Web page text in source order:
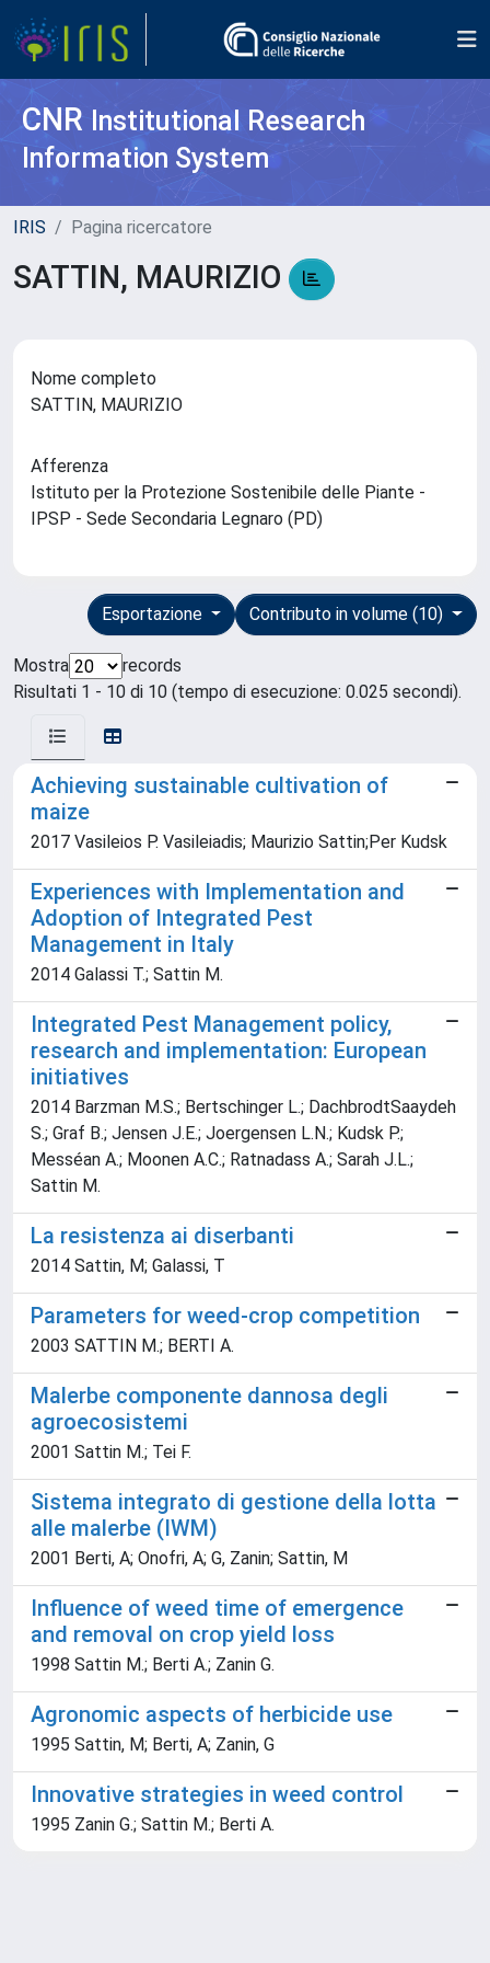
CNR Institutional Research
Information System
IRIS Pagina ricercatore
SATTIN, MAURIZIO
Nome completo
SATTIN, MAURIZIO
Afferenza
Istituto per la Protezione Sostenibile delle Piante -
IPSP - Sede Secondaria Legnaro (PD)
Contributo in volume (10)
Esportazione
Mostra
records
Risultati 1 - 10 di 10 (tempo di esecuzione: 0.025 secondi).
Achieving sustainable cultivation of
maize
2017 Vasileios P. Vasileiadis; Maurizio Sattin;Per Kudsk
Experiences with Implementation and
Adoption of Integrated Pest
Management in Italy
2014 Galassi T.; Sattin M.
Integrated Pest Management policy,
research and implementation: European
initiatives
2014 Barzman M.S.; Bertschinger L.; DachbrodtSaaydeh
S.; Graf B.; Jensen J.E.; Joergensen L.N.; Kudsk P.;
Messéan A.; Moonen A.C.; Ratnadass A.; Sarah J.L.;
Sattin M.
La resistenza ai diserbanti
2014 Sattin, M; Galassi, T
Parameters for weed-crop competition
2003 SATTIN M.; BERTI A.
Malerbe componente dannosa degli
agroecosistemi
2001 Sattin M.; Tei F.
Sistema integrato di gestione della lotta
alle malerbe (IWM)
2001 Berti, A; Onofri, A; G, Zanin; Sattin, M
Influence of weed time of emergence
and removal on crop yield loss
1998 Sattin M.; Berti A.; Zanin G.
Agronomic aspects of herbicide use
1995 Sattin, M; Berti, A; Zanin, G
Innovative strategies in weed control
1995 Zanin G.; Sattin M.; Berti A.